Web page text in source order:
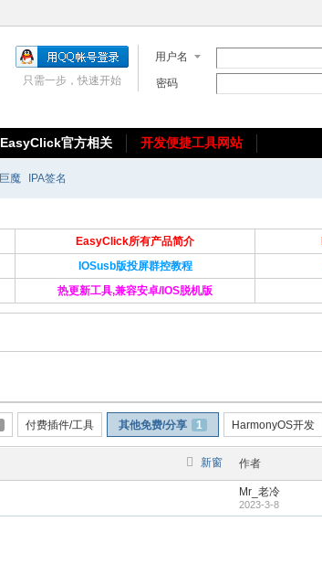
用户名
密码
只需一步，快速开始
EasyClick官方相关
开发便捷工具网站
巨魔 IPA签名
EasyClick所有产品简介
IOSusb版投屏群控教程
热更新工具,兼容安卓/IOS脱机版
付费插件/工具 其他免费/分享 1 HarmonyOS开发
新窗 作者
Mr_老冷
2023-3-8